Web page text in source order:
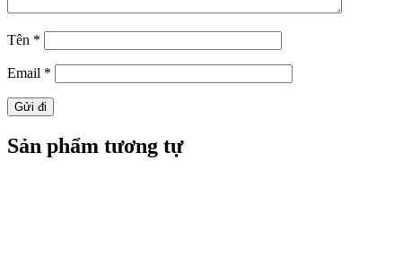
Tên *
Email *
Sản phẩm tương tự